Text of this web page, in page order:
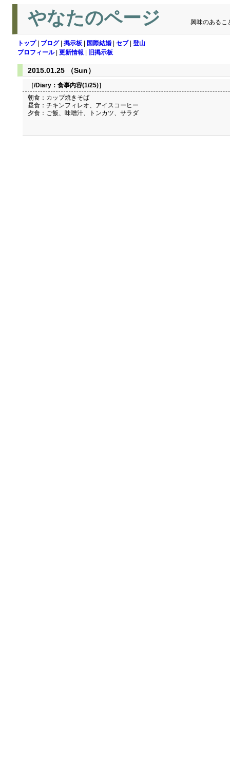
やなたのページ 興味のあるこ
トップ| ブログ| 掲示板 国際結婚 セブ| 登山
プロフィール| 更新情報 旧掲示板
2015.01.25 （Sun）
［/Diary： 食事内容(1/25)］
朝食：カップ焼きそば
昼食：チキンフィレオ、アイスコーヒー
夕食：ご飯、味噌汁、トンカツ、サラダ